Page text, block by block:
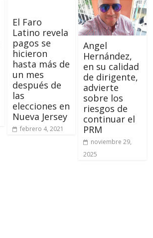
El Faro
Latino revela
pagos se
hicieron
hasta más de
un mes
después de
las
elecciones en
Nueva Jersey
febrero 4, 2021
Angel
Hernández,
en su calidad
de dirigente,
advierte
sobre los
riesgos de
continuar el
PRM
noviembre 29,
2025